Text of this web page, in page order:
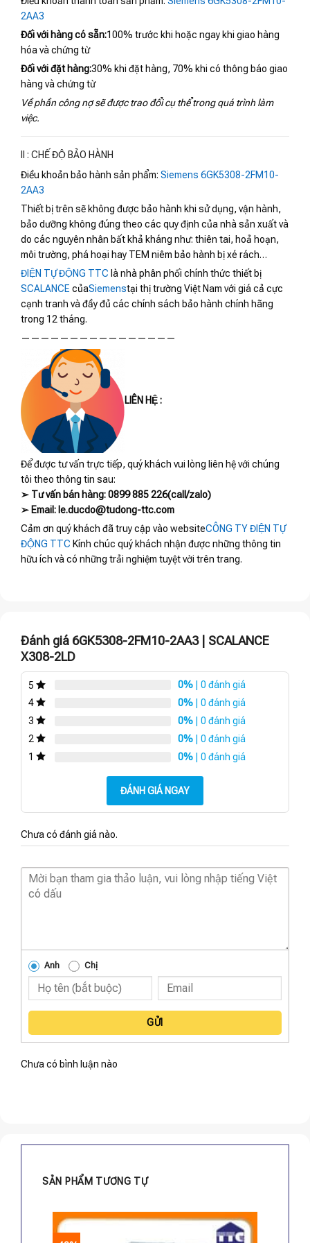
2AA3
Đối với hàng có sẵn:100% trước khi hoặc ngay khi giao hàng
hóa và chứng từ
Đối với đặt hàng:30% khi đặt hàng, 70% khi có thông báo giao
hàng và chứng từ
Về phần công nợ sẽ được trao đổi cụ thể trong quá trình làm
việc.
II : CHẾ ĐỘ BẢO HÀNH
Điều khoản bảo hành sản phẩm: Siemens 6GK5308-2FM10-
2AA3
Thiết bị trên sẽ không được bảo hành khi sử dụng, vận hành,
bảo dưỡng không đúng theo các quy định của nhà sản xuất và
do các nguyên nhân bất khả kháng như: thiên tai, hoả hoạn,
môi trường, phá hoại hay TEM niêm bảo hành bị xé rách…
ĐIỆN TỰ ĐỘNG TTC là nhà phân phối chính thức thiết bị
SCALANCE củaSiemenstại thị trường Việt Nam với giá cả cực
cạnh tranh và đầy đủ các chính sách bảo hành chính hãng
trong 12 tháng.
————————————————
LIÊN HỆ :
Để được tư vấn trực tiếp, quý khách vui lòng liên hệ với chúng
tôi theo thông tin sau:
➢ Tư vấn bán hàng: 0899 885 226(call/zalo)
➢ Email: le.ducdo@tudong-ttc.com
Cảm ơn quý khách đã truy cập vào websiteCÔNG TY ĐIỆN TỰ
ĐỘNG TTC Kính chúc quý khách nhận được những thông tin
hữu ích và có những trải nghiệm tuyệt vời trên trang.
Đánh giá 6GK5308-2FM10-2AA3 | SCALANCE
X308-2LD
5 0% | 0 đánh giá
4
0% | 0 đánh giá
3
0% | 0 đánh giá
2
0% | 0 đánh giá
1
0% | 0 đánh giá
ĐÁNH GIÁ NGAY
Chưa có đánh giá nào.
Anh Chị
GỬI
Chưa có bình luận nào
SẢN PHẨM TƯƠNG TỰ